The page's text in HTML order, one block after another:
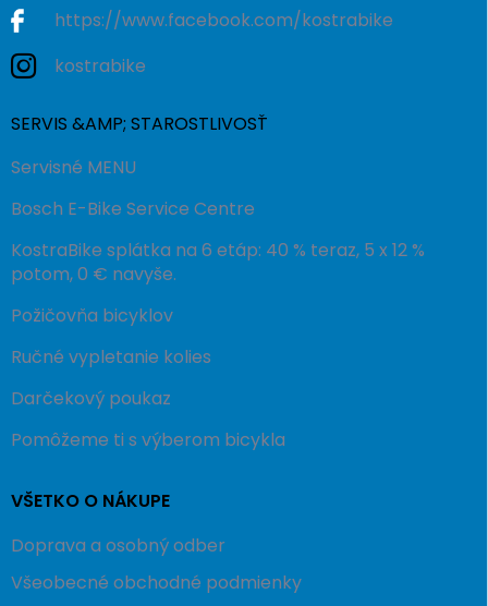
https://www.facebook.com/kostrabike
kostrabike
SERVIS &AMP; STAROSTLIVOSŤ
Servisné MENU
Bosch E-Bike Service Centre
KostraBike splátka na 6 etáp: 40 % teraz, 5 x 12 %
potom, 0 € navyše.
Požičovňa bicyklov
Ručné vypletanie kolies
Darčekový poukaz
Pomôžeme ti s výberom bicykla
VŠETKO O NÁKUPE
Doprava a osobný odber
Všeobecné obchodné podmienky